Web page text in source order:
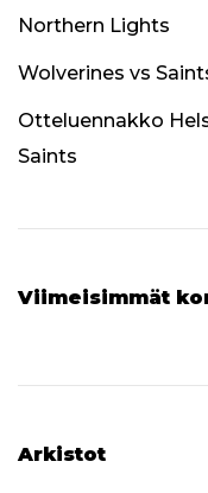
Northern Lights
Wolverines vs
Otteluennakko
Saints
Viimeisimmät
Arkistot